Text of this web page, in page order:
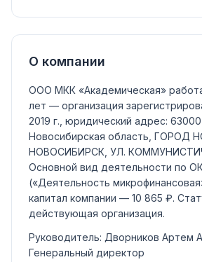
О компании
ООО МКК «Академическая»
лет — организация
2019 г., юридический адрес:
Новосибирская область, ГОРОД
НОВОСИБИРСК, УЛ.
Основной вид деятельности по
(«Деятельность
капитал компании — 10 865 ₽.
действующая организация.
Руководитель: Дворников Артем
Генеральный директор